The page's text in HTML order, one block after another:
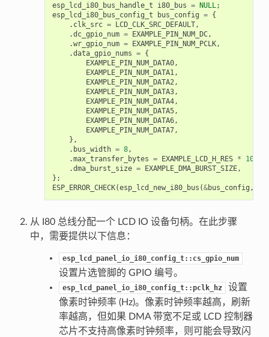
esp_lcd_i80_bus_handle_t i80_bus = NULL;
esp_lcd_i80_bus_config_t
bus_config = {
. clk_src = LCD_CLK_SRC_DEFAULT,
.dc_gpio_num = EXAMPLE_PIN_NUM_DC,
.wr_gpio_num = EXAMPLE_PIN_NUM_PCLK,
.data_gpio_nums = {
EXAMPLE_PIN_NUM_DATA0,
EXAMPLE_PIN_NUM_DATA1,
EXAMPLE_PIN_NUM_DATA2,
EXAMPLE_PIN_NUM_DATA3,
EXAMPLE_PIN_NUM_DATA4,
EXAMPLE_PIN_NUM_DATA5,
EXAMPLE_PIN_NUM_DATA6,
EXAMPLE_PIN_NUM_DATA7,
},
. bus_width = 8,
.max_transfer_bytes = EXAMPLE_LCD_H_RES * 100
.dma_burst_size = EXAMPLE_DMA_BURST_SIZE,
};
ESP_ERROR_CHECK(esp_lcd_new_i80_bus (&bus_config ,
从 I80 总线分配一个 LCD IO 设备句柄。在此步骤
中，需要提供以下信息：
esp_lcd_panel_io_i80_config_t::cs_gpio_num
设置片选管脚的 GPIO 编号。
esp_lcd_panel_io_i80_config_t::pclk_hz
设置
像素时钟频率 (Hz)。像素时钟频率越高，刷新
率越高，但如果 DMA 带宽不足或 LCD 控制器
芯片不支持高像素时钟频率，则可能会导致闪